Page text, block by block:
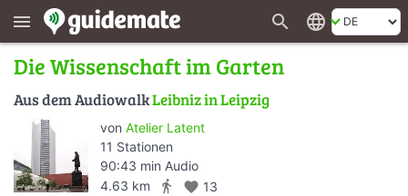
menu search language
Die Wissenschaft im Garten
Aus dem AudiowalkLeibniz in Leipzig
von Atelier Latent
11 Stationen
90:43 min Audio
4.63 km
directions_walk favorite 13